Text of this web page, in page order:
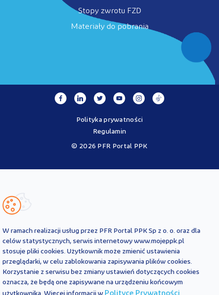
Stopy zwrotu FZD
Materiały do pobrania
© 2026 PFR Portal PPK
Polityka prywatności
Regulamin
Ustawy o PPK przez operatora - PFR Portal PPK sp. z o.o., spółkę
informacyjny i są aktualne na dzień ich zamieszczenia. Treści te
obowiązujących przepisów prawa i każdorazowo
powinny być interpretowane oraz stosowane z uwzględnieniem
aktualnie obowiązujących przepisów prawa. Treści te nie stanowią
porady prawnej, finansowej ani oficjalnej interpretacji
obowiązujących przepisów prawa.
PFR Portal PPK sp. z o.o. nie ponosi odpowiedzialności z tytułu
powstania jakichkolwiek szkód, wynikających lub pozostających w
W ramach realizacji usług przez PFR Portal PPK Sp z o. o. oraz dla
celów statystycznych, serwis internetowy www.mojeppk.pl
stosuje pliki cookies. Użytkownik może zmienić ustawienia
przeglądarki, w celu zablokowania zapisywania plików cookies.
Korzystanie z serwisu bez zmiany ustawień dotyczących cookies
oznacza, że będą one zapisywane na urządzeniu końcowym